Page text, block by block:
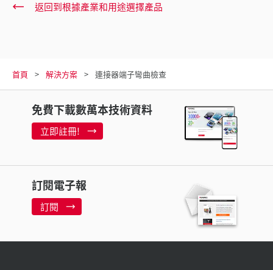
返回到根據產業和用途選擇產品
首頁 解決方案 連接器端子彎曲檢查
免費下載數萬本技術資料
立即註冊!
訂閱電子報
訂閱